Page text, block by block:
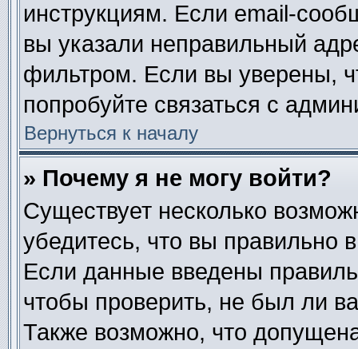
инструкциям. Если email-
вы указали неправильный
фильтром. Если вы уверены,
попробуйте связаться с
Вернуться к началу
» Почему я не могу войти?
Существует несколько
убедитесь, что вы правильно
Если данные введены
чтобы проверить, не был ли
Также возможно, что